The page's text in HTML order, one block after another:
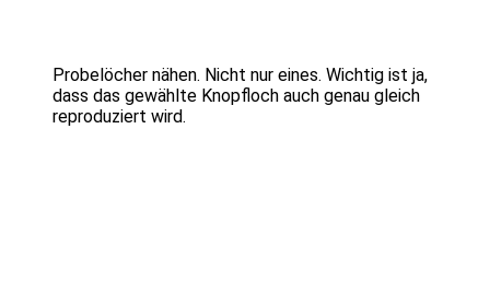
Probelöcher nähen. Nicht nur eines. Wichtig ist ja,
dass das gewählte Knopfloch auch genau gleich
reproduziert wird.